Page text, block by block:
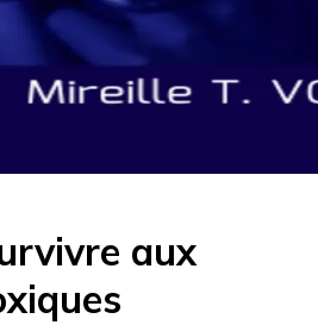
aux